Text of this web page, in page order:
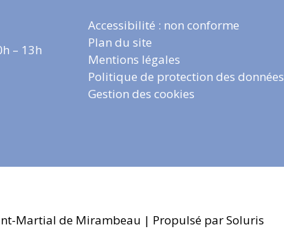
– 13h
Accessibilité : non conforme
Plan du site
Mentions légales
Politique de protection des données
Gestion des cookies
Martial de Mirambeau | Propulsé par Soluris